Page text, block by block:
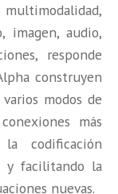
audio,
responde
construyen
modos de
más
codificación
y facilitando la
nuevas.